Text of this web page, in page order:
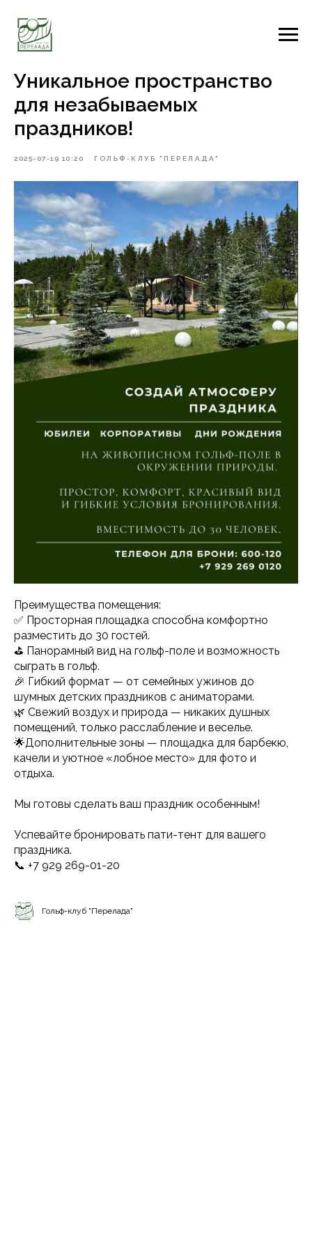
Уникальное пространство
для незабываемых
праздников!
2025-07-19 10:20 ГОЛЬФ-КЛУБ "ПЕРЕЛАДА"
Преимущества помещения:
✅ Просторная площадка способна комфортно
разместить до 30 гостей.
⛳️ Панорамный вид на гольф-поле и возможность
сыграть в гольф.
🎉 Гибкий формат — от семейных ужинов до
шумных детских праздников с аниматорами.
🌿 Свежий воздух и природа — никаких душных
помещений, только расслабление и веселье.
🌟Дополнительные зоны — площадка для барбекю,
качели и уютное «лобное место» для фото и
отдыха.
Мы готовы сделать ваш праздник особенным!
Успевайте бронировать пати-тент для вашего
праздника.
📞 +7 929 269-01-20
Гольф-клуб "Перелада"